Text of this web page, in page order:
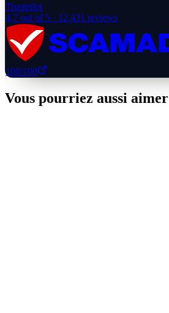
Trustpilot
4.7 out of 5 · 12,431 reviews
100/100
Vous pourriez aussi aimer